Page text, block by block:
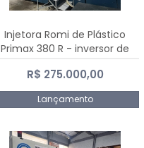
Injetora Romi de Plástico
Primax 380 R - inversor de
frequência NR 12 - 2008
R$ 275.000,00
Lançamento